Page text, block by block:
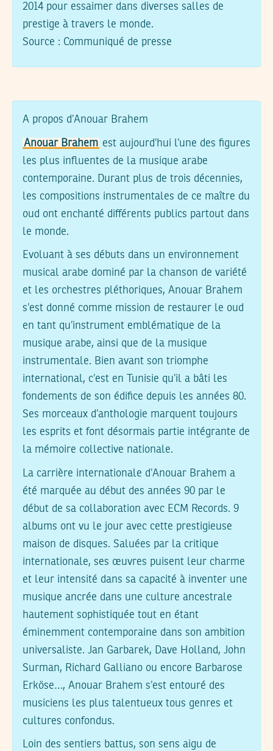
2014 pour essaimer dans diverses salles de
prestige à travers le monde.
Source : Communiqué de presse
A propos d’Anouar Brahem
Anouar Brahem est aujourd’hui l’une des figures
les plus influentes de la musique arabe
contemporaine. Durant plus de trois décennies,
les compositions instrumentales de ce maître du
oud ont enchanté différents publics partout dans
le monde.
Evoluant à ses débuts dans un environnement
musical arabe dominé par la chanson de variété
et les orchestres pléthoriques, Anouar Brahem
s’est donné comme mission de restaurer le oud
en tant qu’instrument emblématique de la
musique arabe, ainsi que de la musique
instrumentale. Bien avant son triomphe
international, c’est en Tunisie qu’il a bâti les
fondements de son édifice depuis les années 80.
Ses morceaux d’anthologie marquent toujours
les esprits et font désormais partie intégrante de
la mémoire collective nationale.
La carrière internationale d’Anouar Brahem a
été marquée au début des années 90 par le
début de sa collaboration avec ECM Records. 9
albums ont vu le jour avec cette prestigieuse
maison de disques. Saluées par la critique
internationale, ses œuvres puisent leur charme
et leur intensité dans sa capacité à inventer une
musique ancrée dans une culture ancestrale
hautement sophistiquée tout en étant
éminemment contemporaine dans son ambition
universaliste. Jan Garbarek, Dave Holland, John
Surman, Richard Galliano ou encore Barbarose
Erköse…, Anouar Brahem s’est entouré des
musiciens les plus talentueux tous genres et
cultures confondus.
Loin des sentiers battus, son sens aigu de